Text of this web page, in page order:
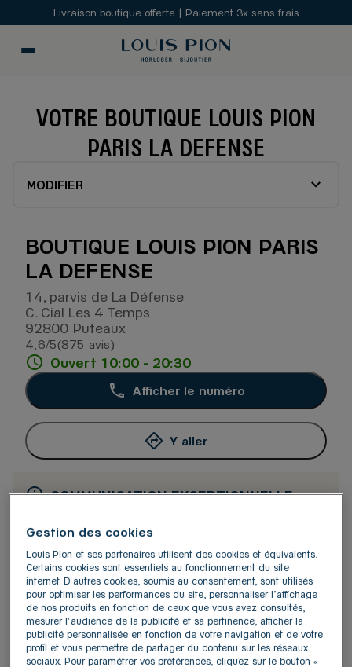
Livraison boutique offerte | Paiement 3x sans frais
VOTRE BOUTIQUE LOUIS PION
PARIS LA DEFENSE
MODIFIER
BOUTIQUE LOUIS PION PARIS
LA DEFENSE
14, parvis de La Défense
C. Cial Les 4 Temps
92800 Puteaux
4,6/5 Note de 4.6 sur 5
(875 avis)
Ouvert 10:00 - 20:30
Afficher le numéro
Y aller
COMMUNICATION EXCEPTIONNELLE
BIJOUX ZEPPELIN
Gestion des cookies
Louis Pion et ses partenaires utilisent des cookies et équivalents.
Certains cookies sont essentiels au fonctionnement du site
internet. D'autres cookies, soumis au consentement, sont utilisés
pour optimiser les performances du site, personnaliser l’affichage
de nos produits en fonction de ceux que vous avez consultés,
mesurer l'audience de la publicité et sa pertinence, afficher la
publicité personnalisée en fonction de votre navigation et de votre
profil et vous permettre de partager du contenu sur les réseaux
sociaux. Pour paramétrer vos préférences, cliquez sur le bouton «